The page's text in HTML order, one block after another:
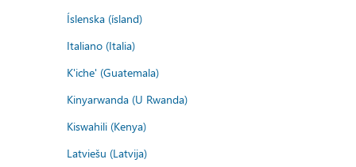
Íslenska (ísland)
Italiano (Italia)
K'iche' (Guatemala)
Kinyarwanda (U Rwanda)
Kiswahili (Kenya)
Latviešu (Latvija)